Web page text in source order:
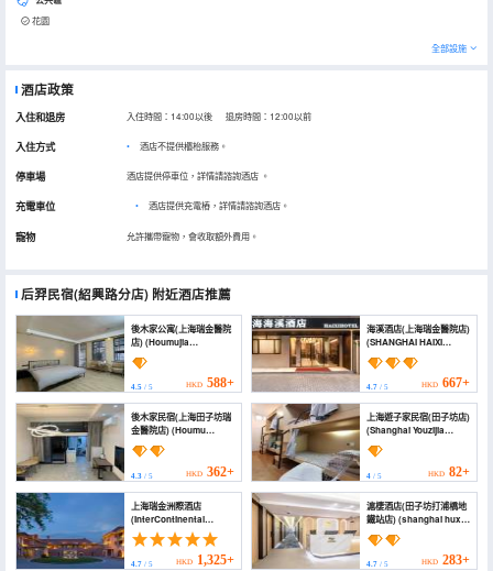
花園
全部設施
酒店政策
入住和退房 入住時間：14:00以後 退房時間：12:00以前
入住方式 酒店不提供櫃枱服務。
停車場 酒店提供停車位，詳情請諮詢酒店 。
充電車位 • 酒店提供充電樁，詳情請諮詢酒店。
寵物 允許攜帶寵物，會收取額外費用。
后羿民宿(紹興路分店) 附近酒店推薦
後木家公寓(上海瑞金醫院
店) (Houmujia
Apartment (Shanghai
Ruijin Hospital Branch))
4.5 / 5 HKD 588+
海溪酒店(上海瑞金醫院店)
(SHANGHAI HAIXI
HOTEL)
4.7/ 5 HKD 667+
後木家民宿(上海田子坊瑞
金醫院店) (Houmu
Homestay (Shanghai
Tianzifang Ruijin
Hospital Store))
4.3 / 5 HKD 362+
上海遊子家民宿(田子坊店)
(Shanghai Youzijia
Homestay (Tianzifang))
4/ 5 HKD 82+
上海瑞金洲際酒店
(InterContinental
Hotels SHANGHAI
RUIJIN by IHG)
4.7 / 5 HKD 1,325+
滬棲酒店(田子坊打浦橋地
鐵站店) (shanghai huxi
Hotel)
4.7/ 5 HKD 283+